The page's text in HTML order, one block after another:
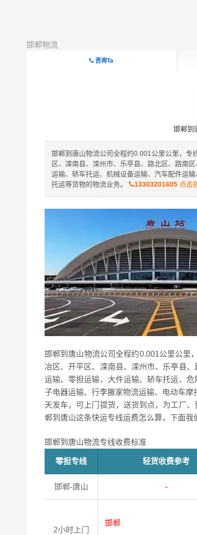
邯郸物流
咨询Ta
邯郸到
邯郸到唐山物流公司全程约0.001公里公里，专
区、滦南县、滦州市、乐亭县、路北区、路南
运输、轿车托运、机械设备运输、汽车配件运
托运等货物的物流业务。
13303201605点击
邯郸到唐山物流公司全程约0.001公里公里
冶区、开平区、滦南县、滦州市、乐亭县
运输、零担运输、大件运输、轿车托运、
子电器运输、行李搬家物流运输、电动车
天发车，可上门提货，送货到点，为工厂
郸到唐山这条快运专线运费怎么算，下面我
邯郸到唐山物流专线收费标准
零担专线 轻货收费参考
邯郸-唐山 -
2小时上门
邯郸